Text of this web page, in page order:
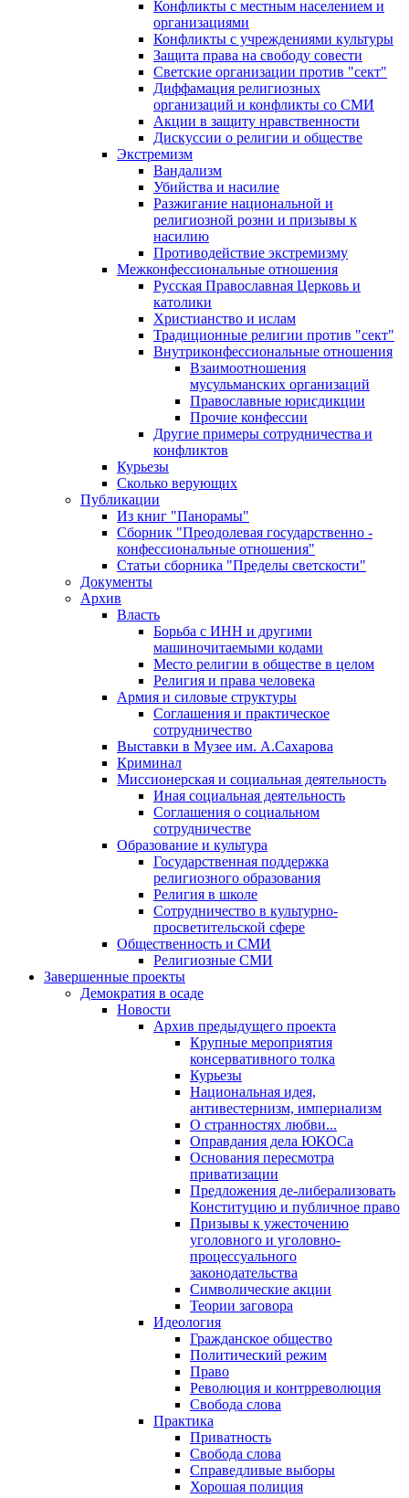
Конфликты с местным населением и
организациями
Конфликты с учреждениями культуры
Защита права на свободу совести
Светские организации против "сект"
Диффамация религиозных
организаций и конфликты со СМИ
Акции в защиту нравственности
Дискуссии о религии и обществе
Экстремизм
Вандализм
Убийства и насилие
Разжигание национальной и
религиозной розни и призывы к
насилию
Противодействие экстремизму
Межконфессиональные отношения
Русская Православная Церковь и
католики
Христианство и ислам
Традиционные религии против "сект"
Внутриконфессиональные отношения
Взаимоотношения
мусульманских организаций
Православные юрисдикции
Прочие конфессии
Другие примеры сотрудничества и
конфликтов
Курьезы
Сколько верующих
Публикации
Из книг "Панорамы"
Сборник "Преодолевая государственно -
конфессиональные отношения"
Статьи сборника "Пределы светскости"
Документы
Архив
Власть
Борьба с ИНН и другими
машиночитаемыми кодами
Место религии в обществе в целом
Религия и права человека
Армия и силовые структуры
Соглашения и практическое
сотрудничество
Выставки в Музее им. А.Сахарова
Криминал
Миссионерская и социальная деятельность
Иная социальная деятельность
Соглашения о социальном
сотрудничестве
Образование и культура
Государственная поддержка
религиозного образования
Религия в школе
Сотрудничество в культурно-
просветительской сфере
Общественность и СМИ
Религиозные СМИ
Завершенные проекты
Демократия в осаде
Новости
Архив предыдущего проекта
Крупные мероприятия
консервативного толка
Курьезы
Национальная идея,
антивестернизм, империализм
О странностях любви...
Оправдания дела ЮКОСа
Основания пересмотра
приватизации
Предложения де-либерализовать
Конституцию и публичное право
Призывы к ужесточению
уголовного и уголовно-
процессуального
законодательства
Символические акции
Теории заговора
Идеология
Гражданское общество
Политический режим
Право
Революция и контрреволюция
Свобода слова
Практика
Приватность
Свобода слова
Справедливые выборы
Хорошая полиция